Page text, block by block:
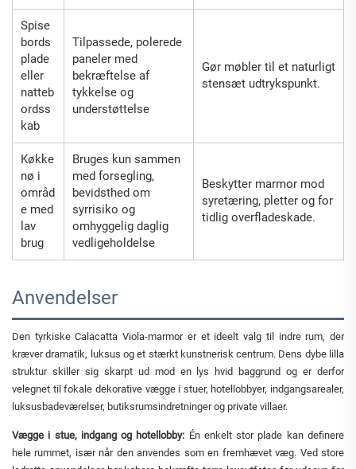
Spise
bords
plade
eller
natteb
ordss
kab
Tilpassede, polerede
paneler med
bekræftelse af
tykkelse og
understøttelse
Gør møbler til et naturligt
stensæt udtrykspunkt.
Køkke
nø i
områd
e med
lav
brug
Bruges kun sammen
med forsegling,
bevidsthed om
syrrisiko og
omhyggelig daglig
vedligeholdelse
Beskytter marmor mod
syretæring, pletter og for
tidlig overfladeskade.
Anvendelser
Den tyrkiske Calacatta Viola-marmor er et ideelt valg til indre rum, der
kræver dramatik, luksus og et stærkt kunstnerisk centrum. Dens dybe lilla
struktur skiller sig skarpt ud mod en lys hvid baggrund og er derfor
velegnet til fokale dekorative vægge i stuer, hotellobbyer, indgangsarealer,
luksusbadeværelser, butiksrumsindretninger og private villaer.
Vægge i stue, indgang og hotellobby: Én enkelt stor plade kan definere
hele rummet, især når den anvendes som en fremhævet væg. Ved store